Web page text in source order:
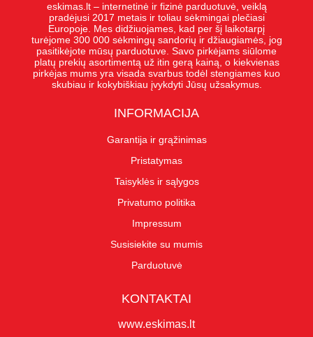
eskimas.lt – internetinė ir fizinė parduotuvė, veiklą
pradėjusi 2017 metais ir toliau sėkmingai plečiasi
Europoje. Mes didžiuojames, kad per šį laikotarpį
turėjome 300 000 sėkmingų sandorių ir džiaugiamės, jog
pasitikėjote mūsų parduotuve. Savo pirkėjams siūlome
platų prekių asortimentą už itin gerą kainą, o kiekvienas
pirkėjas mums yra visada svarbus todėl stengiames kuo
skubiau ir kokybiškiau įvykdyti Jūsų užsakymus.
INFORMACIJA
Garantija ir grąžinimas
Pristatymas
Taisyklės ir sąlygos
Privatumo politika
Impressum
Susisiekite su mumis
Parduotuvė
KONTAKTAI
www.eskimas.lt